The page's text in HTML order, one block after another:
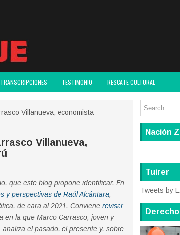
TRANSCRIPCIONES TESTIMONIO RESCATE CULTURAL
Villanueva, economista
Villanueva,
que este blog propone identificar. En
y perspectivas de Raúl Alcántara,
de cara al 2021. Conviene revisar
en la que Marco Carrasco, joven y
el pasado, el presente y, sobre
Nación
Tuirer
Tweets by